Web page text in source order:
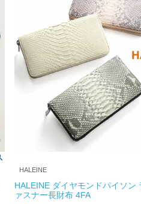
HALEINE
HALEINE ダイヤモンドパイソン
ァスナー長財布 4FA